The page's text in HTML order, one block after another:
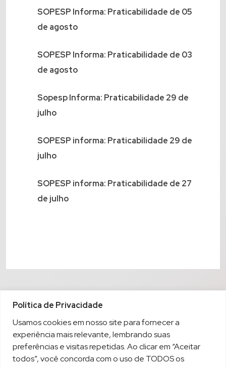
Política de Privacidade
Usamos cookies em nosso site para fornecer a
experiência mais relevante, lembrando suas
preferências e visitas repetidas. Ao clicar em “Aceitar
todos”, você concorda com o uso de TODOS os
SOPESP Informa: Praticabilidade de 05
de agosto
SOPESP Informa: Praticabilidade de 03
de agosto
Sopesp Informa: Praticabilidade 29 de
julho
SOPESP informa: Praticabilidade 29 de
julho
SOPESP informa: Praticabilidade de 27
de julho